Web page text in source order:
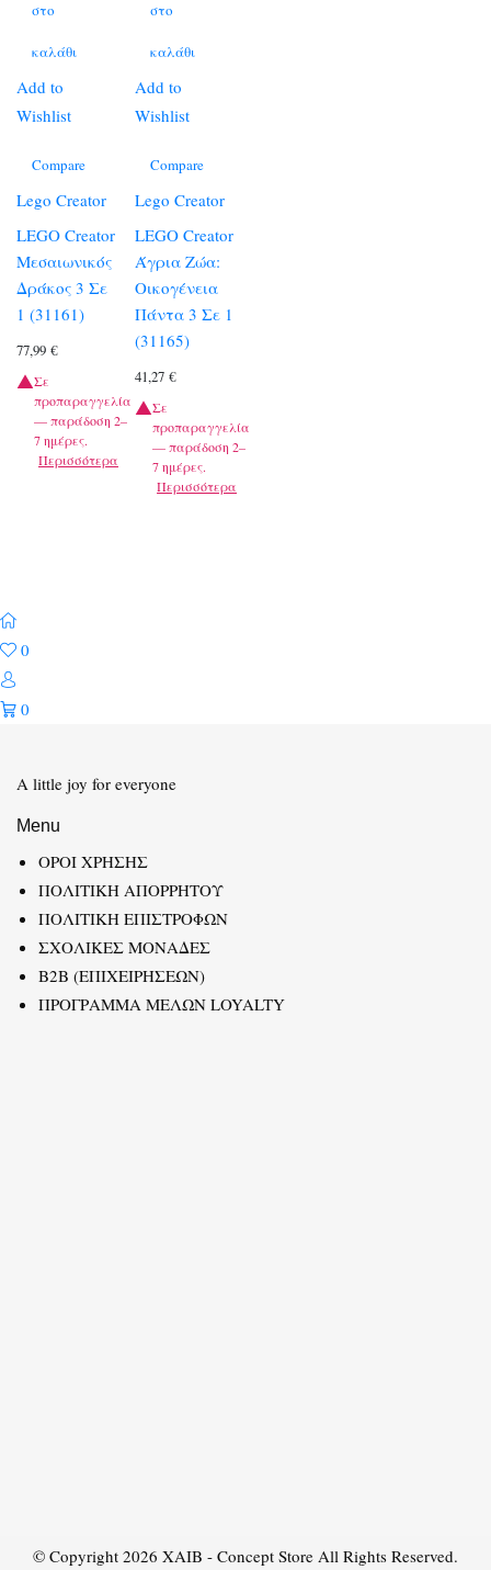
στο
καλάθι
Add to
Wishlist
Compare
Lego Creator
LEGO Creator
Μεσαιωνικός
Δράκος 3 Σε
1 (31161)
77,99 €
Σε
προπαραγγελία
— παράδοση 2–
7 ημέρες.
Περισσότερα
στο
καλάθι
Add to
Wishlist
Compare
Lego Creator
LEGO Creator
Άγρια Ζώα:
Οικογένεια
Πάντα 3 Σε 1
(31165)
41,27€
Σε
προπαραγγελία
— παράδοση 2–
7 ημέρες.
Περισσότερα
0
0
A little joy for everyone
Menu
ΟΡΟΙ ΧΡΗΣΗΣ
ΠΟΛΙΤΙΚΗ ΑΠΟΡΡΗΤΟΥ
ΠΟΛΙΤΙΚΗ ΕΠΙΣΤΡΟΦΩΝ
ΣΧΟΛΙΚΕΣ ΜΟΝΑΔΕΣ
B2B (ΕΠΙΧΕΙΡΗΣΕΩΝ)
ΠΡΟΓΡΑΜΜΑ ΜΕΛΩΝ LOYALTY
© Copyright 2026 XAIB - Concept Store All Rights Reserved.